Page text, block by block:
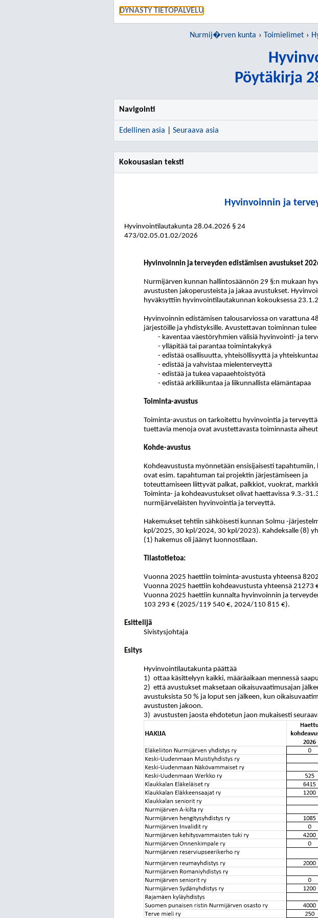
DYNASTY TIETOPALVELU
Nurmij�rven kunta Toimielimet
Pöytäkirja
Navigointi
Edellinen asia Seuraava asia
Kokousasian teksti
Hyvinvoinnin ja
Hyvinvointilautakunta 28.04.2026 § 24
473/02.05.01.02/2026
Hyvinvoinnin ja terveyden edistämisen avustukset
Nurmijärven kunnan hallintosäännön 29 §:n mukaan
avustusten jakoperusteista ja jakaa avustukset.
hyväksyttiin hyvinvointilautakunnan kokouksessa
Hyvinvoinnin edistämisen talousarviossa on varattuna
järjestöille ja yhdistyksille. Avustettavan toiminnan
- kaventaa väestöryhmien välisiä hyvinvointi- ja
- ylläpitää tai parantaa toimintakykyä
- edistää osallisuutta, yhteisöllisyyttä ja
- edistää ja vahvistaa mielenterveyttä
- edistää ja tukea vapaaehtoistyötä
- edistää arkiliikuntaa ja liikunnallista elämäntapaa
Toiminta-avustus
Toiminta-avustus on tarkoitettu hyvinvointia ja
tuettavia menoja ovat avustettavasta toiminnasta
Kohde-avustus
Kohdeavustusta myönnetään ensisijaisesti
ovat esim. tapahtuman tai projektin järjestämiseen ja
toteuttamiseen liittyvät palkat, palkkiot, vuokrat,
Toiminta- ja kohdeavustukset olivat haettavissa 9.3.-
nurmijärveläisten hyvinvointia ja terveyttä.
Hakemukset tehtiin sähköisesti kunnan Solmu -
kpl/2025, 30 kpl/2024, 30 kpl/2023). Kahdeksalle (8)
(1) hakemus oli jäänyt luonnostilaan.
Tilastotietoa:
Vuonna 2025 haettiin toiminta-avustusta yhteensä
Vuonna 2025 haettiin kohdeavustusta yhteensä
Vuonna 2025 haettiin kunnalta hyvinvoinnin ja
103 293 € (2025/119 540 €, 2024/110 815 €).
Esittelijä
Sivistysjohtaja
Esitys
Hyvinvointilautakunta päättää
1) ottaa käsittelyyn kaikki, määräaikaan mennessä
2) että avustukset maksetaan oikaisuvaatimusajan
avustuksista 50 % ja loput sen jälkeen, kun
avustusten jakoon.
3) avustusten jaosta ehdotetun jaon mukaisesti